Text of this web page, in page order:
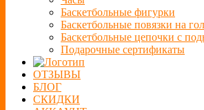
Баскетбольные фигурки
Баскетбольные повязки на
Баскетбольные цепочки с
Подарочные сертификаты
ОТЗЫВЫ
БЛОГ
СКИДКИ